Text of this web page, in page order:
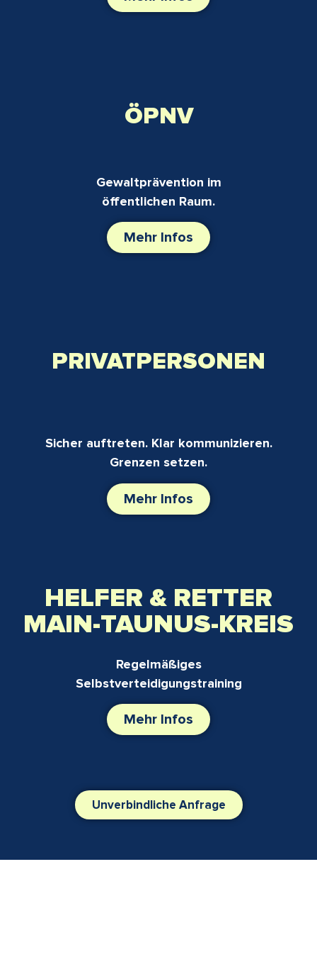
ÖPNV
Gewaltprävention im
öffentlichen Raum.
Mehr Infos
PRIVATPERSONEN
Sicher auftreten. Klar kommunizieren.
Grenzen setzen.
Mehr Infos
HELFER & RETTER
MAIN-TAUNUS-KREIS
Regelmäßiges
Selbstverteidigungstraining
Mehr Infos
Unverbindliche Anfrage